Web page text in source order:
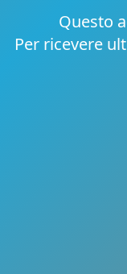
Questo
Per ricevere